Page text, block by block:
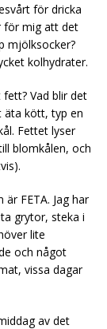
för dricka
för mig att det
mjölksocker?
kolhydrater.
Vad blir det
äta kött, typ en
Fettet lyser
blomkålen, och
FETA. Jag har
grytor, steka i
lite
och något
vissa dagar
av det